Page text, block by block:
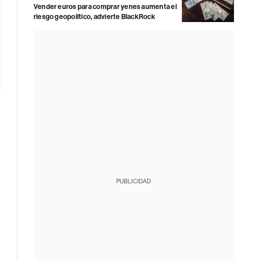
Vender euros para comprar yenes aumenta el
riesgo geopolítico, advierte BlackRock
PUBLICIDAD